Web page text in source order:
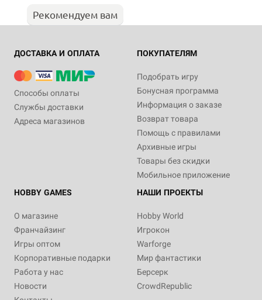
Рекомендуем вам
ДОСТАВКА И ОПЛАТА
Способы оплаты
Службы доставки
Адреса магазинов
ПОКУПАТЕЛЯМ
Подобрать игру
Бонусная программа
Информация о заказе
Возврат товара
Помощь с правилами
Архивные игры
Товары без скидки
Мобильное приложение
HOBBY GAMES
О магазине
Франчайзинг
Игры оптом
Корпоративные подарки
Работа у нас
Новости
НАШИ ПРОЕКТЫ
Hobby World
Игрокон
Warforge
Мир фантастики
Берсерк
CrowdRepublic